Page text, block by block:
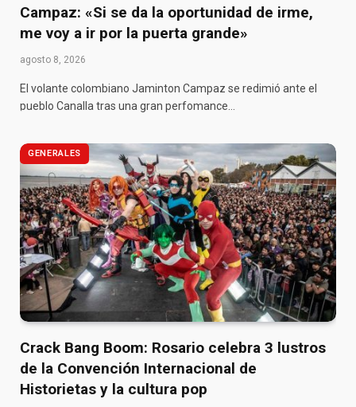
Campaz: «Si se da la oportunidad de irme,
me voy a ir por la puerta grande»
agosto 8, 2026
El volante colombiano Jaminton Campaz se redimió ante el
pueblo Canalla tras una gran perfomance…
GENERALES
Crack Bang Boom: Rosario celebra 3 lustros
de la Convención Internacional de
Historietas y la cultura pop